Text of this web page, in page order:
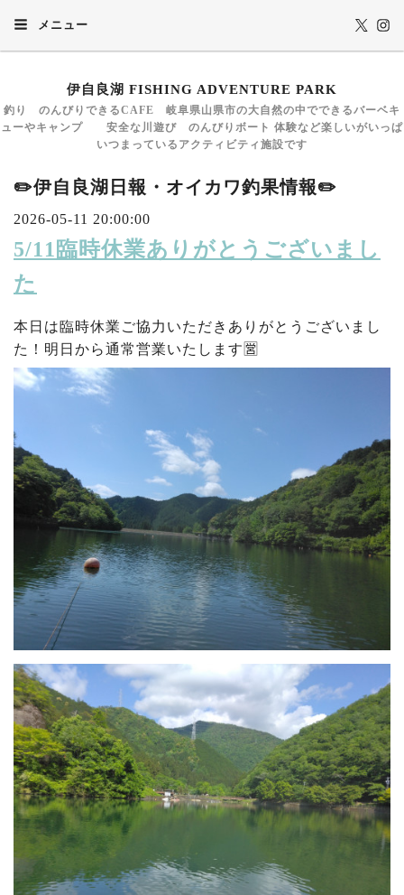
メニュー
伊自良湖 FISHING ADVENTURE PARK
釣り のんびりできるCAFE 岐阜県山県市の大自然の中でできるバーベキ
ューやキャンプ 安全な川遊び のんびりボート 体験など楽しいがいっぱ
いつまっているアクティビティ施設です
✏️伊自良湖日報・オイカワ釣果情報✏️
2026-05-11 20:00:00
5/11臨時休業ありがとうございまし
た
本日は臨時休業ご協力いただきありがとうございまし
た！明日から通常営業いたします🈺